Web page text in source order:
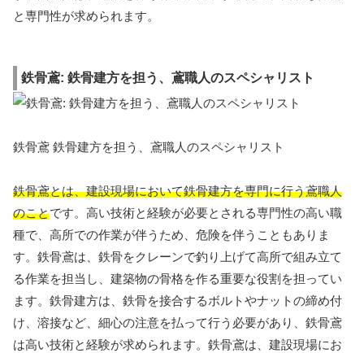
と専門性が求められます。
鉄骨鳶: 鉄骨建方を担う、鳶職人のスペシャリスト
鉄骨鳶 鉄骨建方を担う、鳶職人のスペシャリスト
鉄骨鳶とは、建設現場において鉄骨建方を専門に行う鳶職人
のことです。高い技術と経験が必要とされる専門性の高い職
種で、高所での作業が伴うため、危険を伴うこともありま
す。鉄骨鳶は、鉄骨をクレーンで釣り上げて高所で組み立て
る作業を担当し、建築物の骨格を作る重要な役割を担ってい
ます。鉄骨建方は、鉄骨を接合するボルトやナットの締め付
け、溶接など、細心の注意を払って行う必要があり、鉄骨鳶
は高い技術と経験が求められます。鉄骨鳶は、建設現場にお